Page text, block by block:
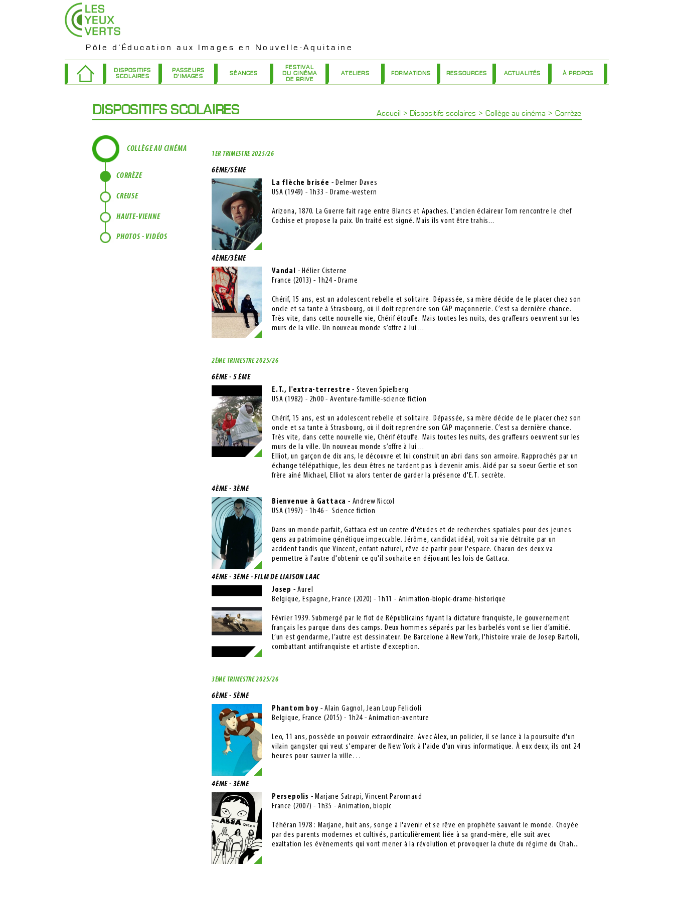
Pôle d’Éducation aux Images en Nouvelle-Aquitaine
DISPOSITIFS
SCOLAIRES
PASSEURS
D'IMAGES
SÉANCES
FESTIVAL
DU CINÉMA
DE BRIVE
ATELIERS FORMATIONS RESSOURCES ACTUALITÉS À PROPOS
DISPOSITIFS SCOLAIRES Accueil > Dispositifs scolaires > Collège au cinéma > Corrèze
1ER TRIMESTRE 2025/26
6ÈME/5ÈME
La flèche brisée - Delmer Daves
USA (1949) - 1h33 - Drame-western
Arizona, 1870. La Guerre fait rage entre Blancs et Apaches. L'ancien éclaireur Tom rencontre le chef
Cochise et propose la paix. Un traité est signé. Mais ils vont être trahis...
4ÈME/3ÈME
Vandal
- Hélier Cisterne
France (2013) - 1h24 - Drame
Chérif, 15 ans, est un adolescent rebelle et solitaire. Dépassée, sa mère décide de le placer chez son
oncle et sa tante à Strasbourg, où il doit reprendre son CAP maçonnerie. C’est sa dernière chance.
Très vite, dans cette nouvelle vie, Chérif étouffe. Mais toutes les nuits, des graffeurs oeuvrent sur les
murs de la ville. Un nouveau monde s’offre à lui ...
2ÈME TRIMESTRE 2025/26
6ÈME - 5 ÈME
E.T., l'extra-terrestre- Steven Spielberg
USA (1982) - 2h00 - Aventure-famille-science fiction
Chérif, 15 ans, est un adolescent rebelle et solitaire. Dépassée, sa mère décide de le placer chez son
oncle et sa tante à Strasbourg, où il doit reprendre son CAP maçonnerie. C’est sa dernière chance.
Très vite, dans cette nouvelle vie, Chérif étouffe. Mais toutes les nuits, des graffeurs oeuvrent sur les
murs de la ville. Un nouveau monde s’offre à lui ...
Elliot, un garçon de dix ans, le découvre et lui construit un abri dans son armoire. Rapprochés par un
échange télépathique, les deux êtres ne tardent pas à devenir amis. Aidé par sa soeur Gertie et son
frère aîné Michael, Elliot va alors tenter de garder la présence d'E.T. secrète.
4ÈME - 3ÈME
Bienvenue à Gattaca - Andrew Niccol
USA (1997) - 1h46 - Science fiction
Dans un monde parfait, Gattaca est un centre d'études et de recherches spatiales pour des jeunes
gens au patrimoine génétique impeccable. Jérôme, candidat idéal, voit sa vie détruite par un
accident tandis que Vincent, enfant naturel, rêve de partir pour l'espace. Chacun des deux va
permettre à l'autre d'obtenir ce qu'il souhaite en déjouant les lois de Gattaca.
4ÈME - 3ÈME - FILM DE LIAISON LAAC
Josep - Aurel
Belgique, Espagne, France (2020) - 1h11 - Animation-biopic-drame-historique
Février 1939. Submergé par le flot de Républicains fuyant la dictature franquiste, le gouvernement
français les parque dans des camps. Deux hommes séparés par les barbelés vont se lier d’amitié.
L’un est gendarme, l’autre est dessinateur. De Barcelone à New York, l'histoire vraie de Josep Bartolí,
combattant antifranquiste et artiste d'exception.
3ÈME TRIMESTRE 2025/26
6ÈME - 5ÈME
Phantom boy - Alain Gagnol, Jean Loup Felicioli
Belgique, France (2015) - 1h24 - Animation-aventure
Leo, 11 ans, possède un pouvoir extraordinaire. Avec Alex, un policier, il se lance à la poursuite d'un
vilain gangster qui veut s'emparer de New York à l'aide d'un virus informatique. À eux deux, ils ont 24
heures pour sauver la ville…
4ÈME - 3ÈME
Persepolis - Marjane Satrapi, Vincent Paronnaud
France (2007) - 1h35 - Animation, biopic
Téhéran 1978 : Marjane, huit ans, songe à l'avenir et se rêve en prophète sauvant le monde. Choyée
par des parents modernes et cultivés, particulièrement liée à sa grand-mère, elle suit avec
exaltation les évènements qui vont mener à la révolution et provoquer la chute du régime du Chah...
COLLÈGE AU CINÉMA
CORRÈZE
CREUSE
HAUTE-VIENNE
PHOTOS - VIDÉOS